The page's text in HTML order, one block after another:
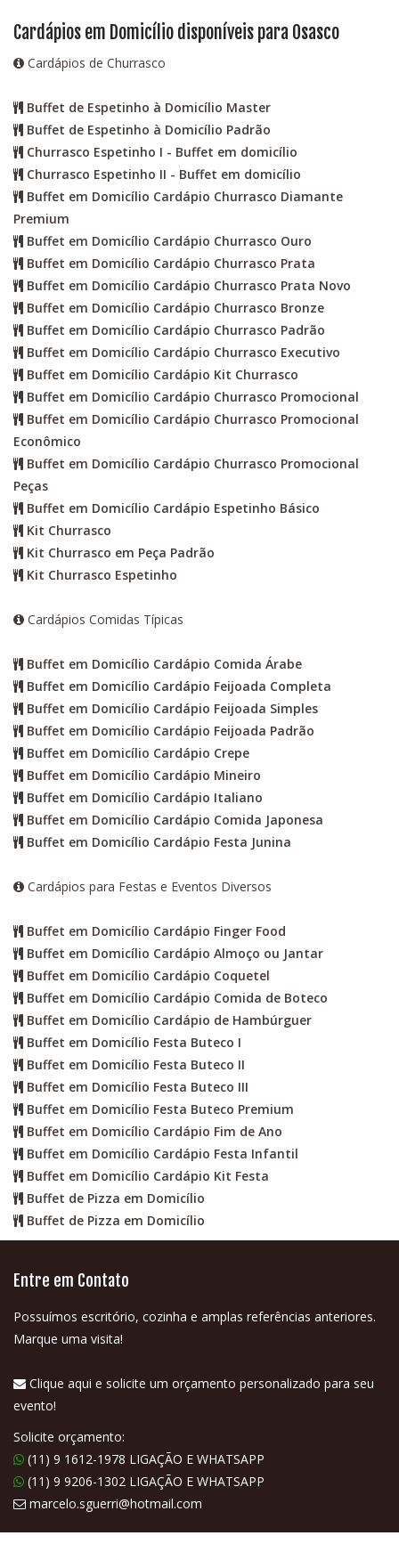
Cardápios em Domicílio disponíveis para Osasco
Cardápios de Churrasco
Buffet de Espetinho à Domicílio Master
Buffet de Espetinho à Domicílio Padrão
Churrasco Espetinho I - Buffet em domicílio
Churrasco Espetinho II - Buffet em domicílio
Buffet em Domicílio Cardápio Churrasco Diamante
Premium
Buffet em Domicílio Cardápio Churrasco Ouro
Buffet em Domicílio Cardápio Churrasco Prata
Buffet em Domicílio Cardápio Churrasco Prata Novo
Buffet em Domicílio Cardápio Churrasco Bronze
Buffet em Domicílio Cardápio Churrasco Padrão
Buffet em Domicílio Cardápio Churrasco Executivo
Buffet em Domicílio Cardápio Kit Churrasco
Buffet em Domicílio Cardápio Churrasco Promocional
Buffet em Domicílio Cardápio Churrasco Promocional
Econômico
Buffet em Domicílio Cardápio Churrasco Promocional
Peças
Buffet em Domicílio Cardápio Espetinho Básico
Kit Churrasco
Kit Churrasco em Peça Padrão
Kit Churrasco Espetinho
Cardápios Comidas Típicas
Buffet em Domicílio Cardápio Comida Árabe
Buffet em Domicílio Cardápio Feijoada Completa
Buffet em Domicílio Cardápio Feijoada Simples
Buffet em Domicílio Cardápio Feijoada Padrão
Buffet em Domicílio Cardápio Crepe
Buffet em Domicílio Cardápio Mineiro
Buffet em Domicílio Cardápio Italiano
Buffet em Domicílio Cardápio Comida Japonesa
Buffet em Domicílio Cardápio Festa Junina
Cardápios para Festas e Eventos Diversos
Buffet em Domicílio Cardápio Finger Food
Buffet em Domicílio Cardápio Almoço ou Jantar
Buffet em Domicílio Cardápio Coquetel
Buffet em Domicílio Cardápio Comida de Boteco
Buffet em Domicílio Cardápio de Hambúrguer
Buffet em Domicílio Festa Buteco I
Buffet em Domicílio Festa Buteco II
Buffet em Domicílio Festa Buteco III
Buffet em Domicílio Festa Buteco Premium
Buffet em Domicílio Cardápio Fim de Ano
Buffet em Domicílio Cardápio Festa Infantil
Buffet em Domicílio Cardápio Kit Festa
Buffet de Pizza em Domicílio
Buffet de Pizza em Domicílio
Entre em Contato
Possuímos escritório, cozinha e amplas referências anteriores.
Marque uma visita!
Clique aqui e solicite um orçamento personalizado para seu
evento!
Solicite orçamento:
(11) 9 1612-1978 LIGAÇÃO E WHATSAPP
(11) 9 9206-1302 LIGAÇÃO E WHATSAPP
marcelo.sguerri@hotmail.com